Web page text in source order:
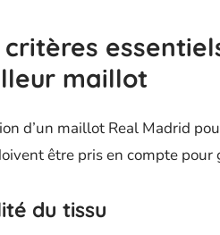
critères
maillot
d’un maillot Real Madrid
être pris en compte
du tissu